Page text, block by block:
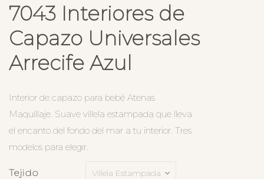
7043 Interiores de
Capazo Universales
Arrecife Azul
Interior de capazo para bebé Atenas
Maquillaje. Suave villela estampada que lleva
el encanto del fondo del mar a tu interior. Tres
modelos para elegir.
Tejido